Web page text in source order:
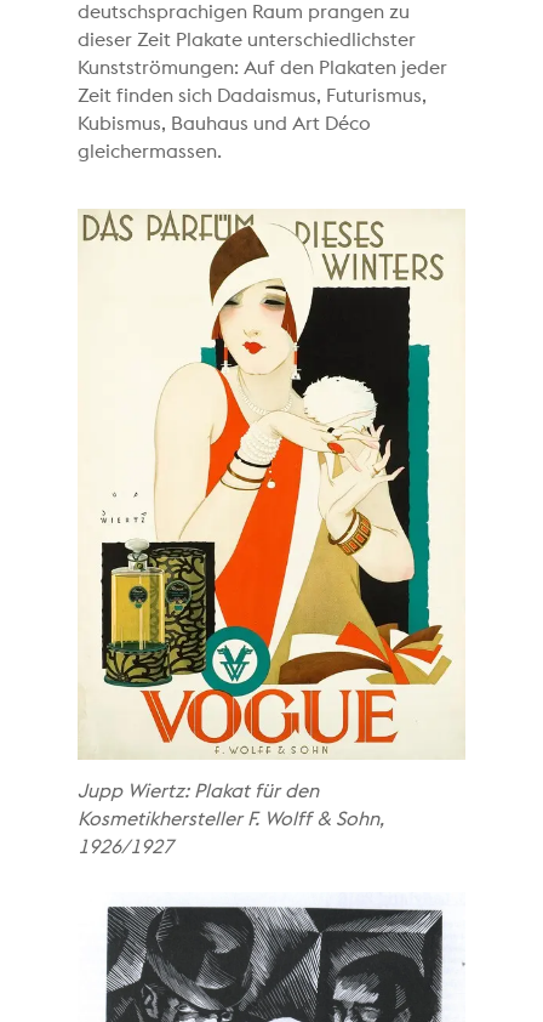
deutschsprachigen Raum prangen zu
dieser Zeit Plakate unterschiedlichster
Kunstströmungen: Auf den Plakaten jeder
Zeit finden sich Dadaismus, Futurismus,
Kubismus, Bauhaus und Art Déco
gleichermassen.
Jupp Wiertz: Plakat für den
Kosmetikhersteller F. Wolff & Sohn,
1926/1927